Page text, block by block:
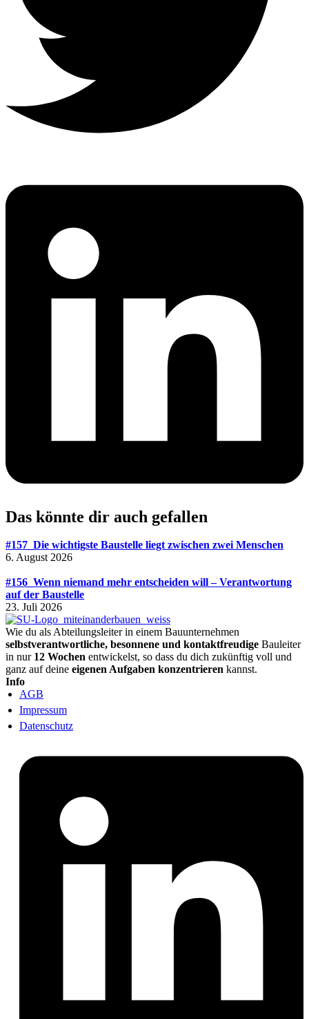
Das könnte dir auch gefallen
#157_Die wichtigste Baustelle liegt zwischen zwei Menschen
6. August 2026
#156_Wenn niemand mehr entscheiden will – Verantwortung
auf der Baustelle
23. Juli 2026
Wie du als Abteilungsleiter in einem Bauunternehmen
selbstverantwortliche, besonnene und kontaktfreudige Bauleiter
in nur 12 Wochen entwickelst, so dass du dich zukünftig voll und
ganz auf deine eigenen Aufgaben konzentrieren kannst.
Info
AGB
Impressum
Datenschutz